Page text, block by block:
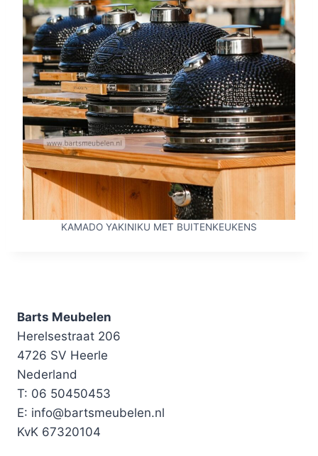
KAMADO YAKINIKU MET BUITENKEUKENS
Barts Meubelen
Herelsestraat 206
4726 SV Heerle
Nederland
T: 06 50450453
E: info@bartsmeubelen.nl
KvK 67320104